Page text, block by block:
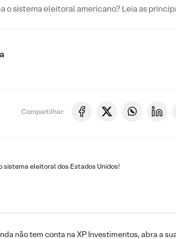
o sistema eleitoral americano? Leia as
Compartilhar:
sistema eleitoral dos Estados Unidos!
não tem conta na XP Investimentos, abra a